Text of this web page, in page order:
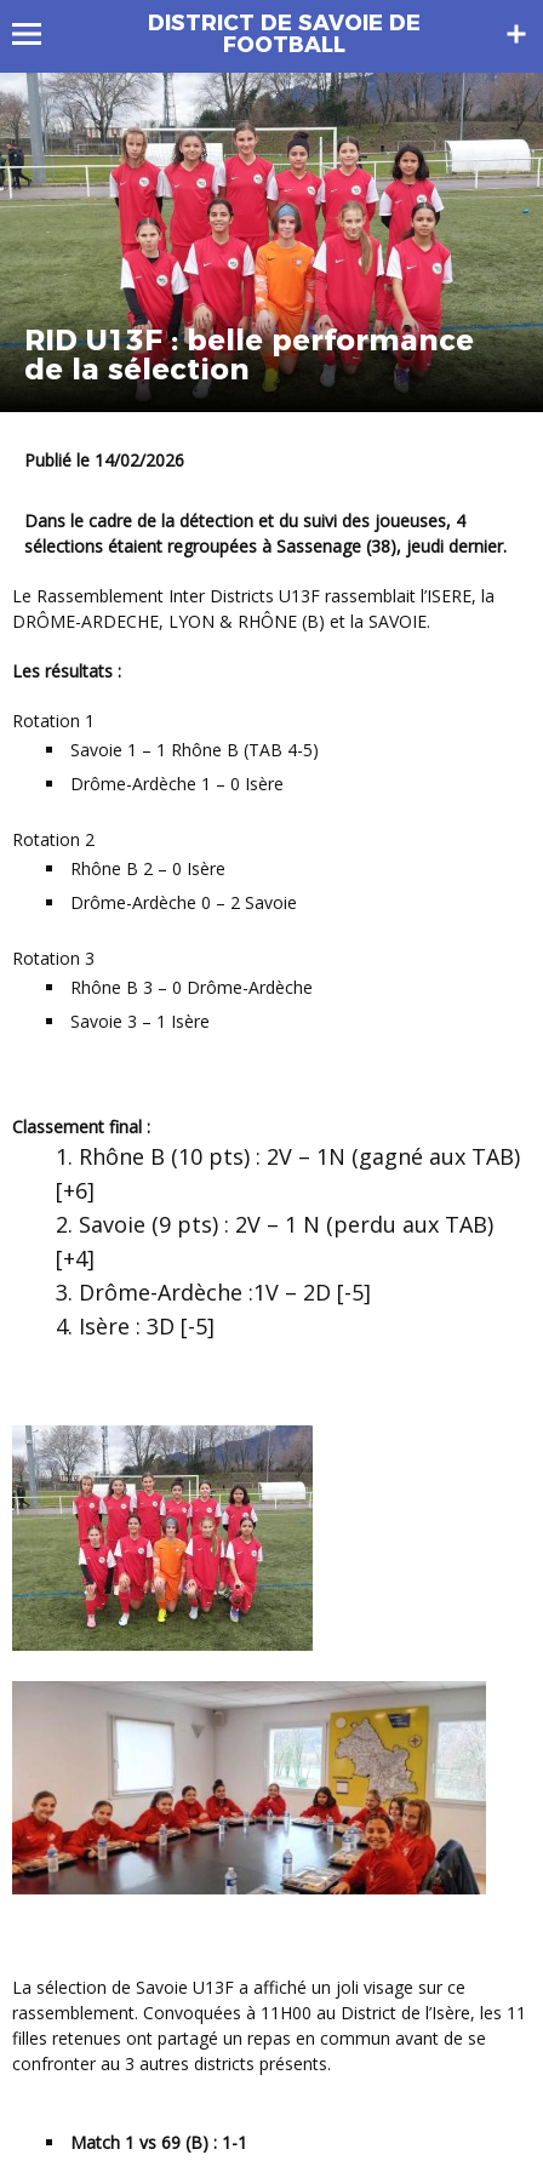
DISTRICT DE SAVOIE DE
FOOTBALL
RID U13F : belle performance
de la sélection
Publié le 14/02/2026
Dans le cadre de la détection et du suivi des joueuses, 4
sélections étaient regroupées à Sassenage (38), jeudi dernier.
Le Rassemblement Inter Districts U13F rassemblait l’ISERE, la
DRÔME-ARDECHE, LYON & RHÔNE (B) et la SAVOIE.
Les résultats :
Rotation 1
Savoie 1 – 1 Rhône B (TAB 4-5)
Drôme-Ardèche 1 – 0 Isère
Rotation 2
Rhône B 2 – 0 Isère
Drôme-Ardèche 0 – 2 Savoie
Rotation 3
Rhône B 3 – 0 Drôme-Ardèche
Savoie 3 – 1 Isère
Classement final :
Rhône B (10 pts) : 2V – 1N (gagné aux TAB)
[+6]
Savoie (9 pts) : 2V – 1 N (perdu aux TAB)
[+4]
Drôme-Ardèche :1V – 2D [-5]
Isère : 3D [-5]
La sélection de Savoie U13F a affiché un joli visage sur ce
rassemblement. Convoquées à 11H00 au District de l’Isère, les 11
filles retenues ont partagé un repas en commun avant de se
confronter au 3 autres districts présents.
Match 1 vs 69 (B) : 1-1